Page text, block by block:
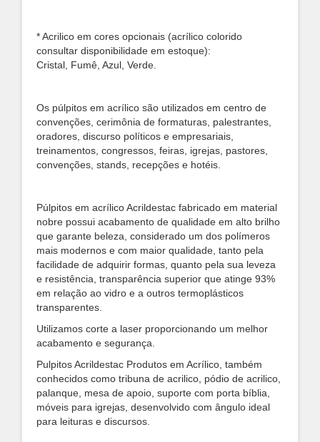
* Acrilico em cores opcionais (acrílico colorido
consultar disponibilidade em estoque):
Cristal, Fumê, Azul, Verde.
Os púlpitos em acrílico são utilizados em centro de
convenções, cerimônia de formaturas, palestrantes,
oradores, discurso políticos e empresariais,
treinamentos, congressos, feiras, igrejas, pastores,
convenções, stands, recepções e hotéis.
Púlpitos em acrílico Acrildestac fabricado em material
nobre possui acabamento de qualidade em alto brilho
que garante beleza, considerado um dos polímeros
mais modernos e com maior qualidade, tanto pela
facilidade de adquirir formas, quanto pela sua leveza
e resistência, transparência superior que atinge 93%
em relação ao vidro e a outros termoplásticos
transparentes.
Utilizamos corte a laser proporcionando um melhor
acabamento e segurança.
Pulpitos Acrildestac Produtos em Acrílico, também
conhecidos como tribuna de acrilico, pódio de acrilico,
palanque, mesa de apoio, suporte com porta bíblia,
móveis para igrejas, desenvolvido com ângulo ideal
para leituras e discursos.